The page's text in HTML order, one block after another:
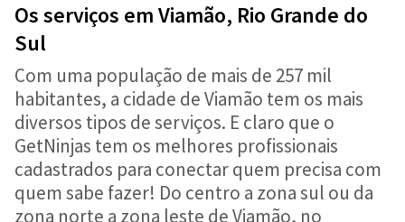
Os serviços em Viamão, Rio Grande do
Sul
Com uma população de mais de 257 mil
habitantes, a cidade de Viamão tem os mais
diversos tipos de serviços. E claro que o
GetNinjas tem os melhores profissionais
cadastrados para conectar quem precisa com
quem sabe fazer! Do centro a zona sul ou da
zona norte a zona leste de Viamão, no